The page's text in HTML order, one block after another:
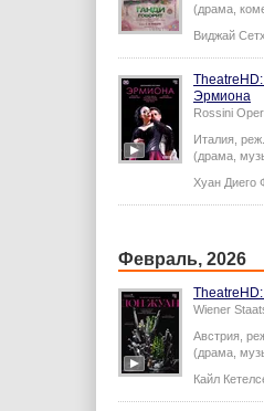
(драма,
Виджай
Эрмиона
Rossini
Италия, реж.
(драма,
Хуан Диего
Февраль, 2026
Wiener
Австрия,
(драма,
Кайл